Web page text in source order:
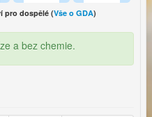
pro dospělé (Vše o GDA)
a bez chemie.